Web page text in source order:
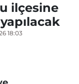
ilçesine
18:03